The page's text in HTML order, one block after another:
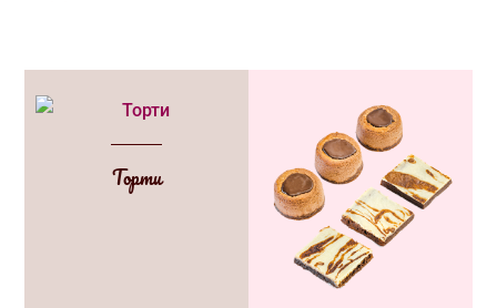
Торти